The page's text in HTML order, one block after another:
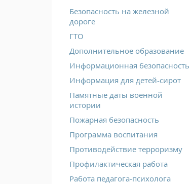
Безопасность на железной
дороге
ГТО
Дополнительное образование
Информационная безопасность
Информация для детей-сирот
Памятные даты военной
истории
Пожарная безопасность
Программа воспитания
Противодействие терроризму
Профилактическая работа
Работа педагога-психолога